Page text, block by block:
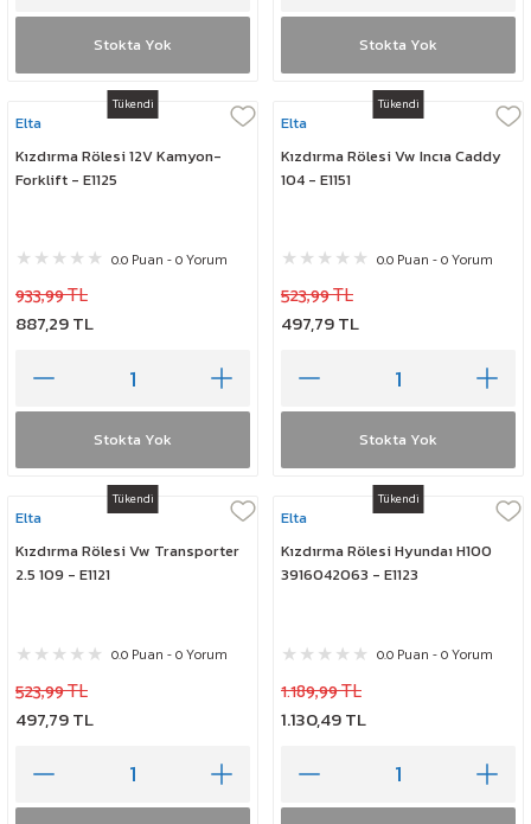
Stokta Yok Stokta Yok
Tükendi
Elta
Kızdırma Rölesi 12V Kamyon-
Forklift - E1125
0.0 Puan - 0 Yorum
933,99 TL
887,29 TL
Stokta Yok
Tükendi
Elta
Kızdırma Rölesi Vw Incıa Caddy
104 - E1151
0.0 Puan - 0 Yorum
523,99 TL
497,79 TL
Stokta Yok
Tükendi
Elta
Kızdırma Rölesi Vw Transporter
2.5 109 - E1121
0.0 Puan - 0 Yorum
523,99 TL
497,79 TL
Tükendi
Elta
Kızdırma Rölesi Hyundaı H100
3916042063 - E1123
0.0 Puan - 0 Yorum
1.189,99 TL
1.130,49 TL